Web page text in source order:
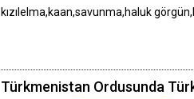
kızılelma,kaan,savunma,haluk
Türkmenistan Ordusunda